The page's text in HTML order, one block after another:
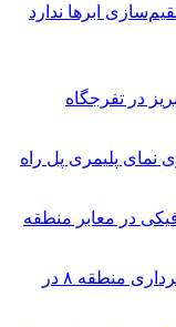
ابرها ندارد
در تفرجگاه
نمای پلیمری پل راه
در معابر منطقه
اجرای ۲۲ پروژه پیاده راهی توسط شهرداری منطقه ۸ در